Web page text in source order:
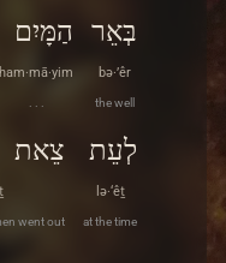
בְּאֵר
bə·’êr
the well
הַמָּיִם
ham·mā·yim
. . .
לְעֵת
lə·‘êṯ
at the time
צֵאת
went out